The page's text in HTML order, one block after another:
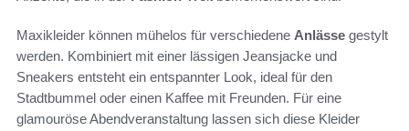
Maxikleider können mühelos für verschiedene Anlässe gestylt
werden. Kombiniert mit einer lässigen Jeansjacke und
Sneakers entsteht ein entspannter Look, ideal für den
Stadtbummel oder einen Kaffee mit Freunden. Für eine
glamouröse Abendveranstaltung lassen sich diese Kleider